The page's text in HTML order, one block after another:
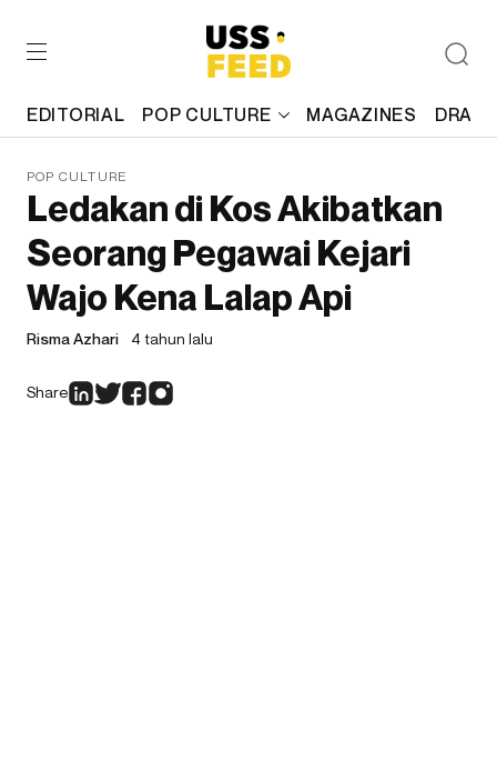
EDITORIAL POP CULTURE MAGAZINES
POP CULTURE
Ledakan di Kos Akibatkan
Seorang Pegawai Kejari
Wajo Kena Lalap Api
Risma Azhari 4 tahun lalu
Share